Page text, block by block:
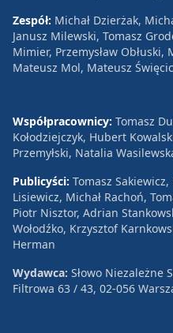
Zespół: Michał Dzierżak,
Janusz Milewski, Tomasz
Mimier, Przemysław
Mateusz Mol, Mateusz
Współpracownicy: Tomasz
Kołodziejczyk, Hubert
Przemyłski, Natalia
Publicyści: Tomasz
Lisiewicz, Michał Rachoń,
Piotr Nisztor, Adrian
Wołodźko, Krzysztof
Herman
Wydawca: Słowo Niezależne
Filtrowa 63 / 43, 02-056